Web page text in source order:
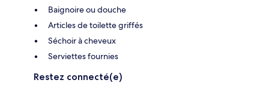
Baignoire ou douche
Articles de toilette griffés
Séchoir à cheveux
Serviettes fournies
Restez connecté(e)